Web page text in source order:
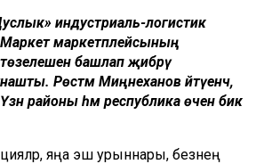
индустриаль-логистик
маркетплейсының
башлап җибәрү
Рөстәм Миңнеханов әйтүенчә,
районы һәм республика өчен бик
яңа эш урыннары, безнең